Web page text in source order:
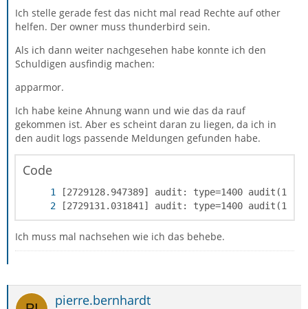
Ich stelle gerade fest das nicht mal read Rechte auf other
helfen. Der owner muss thunderbird sein.
Als ich dann weiter nachgesehen habe konnte ich den
Schuldigen ausfindig machen:
apparmor.
Ich habe keine Ahnung wann und wie das da rauf
gekommen ist. Aber es scheint daran zu liegen, da ich in
den audit logs passende Meldungen gefunden habe.
Code
[2729131.031841] audit: type=1400
Ich muss mal nachsehen wie ich das behebe.
pierre.bernhardt